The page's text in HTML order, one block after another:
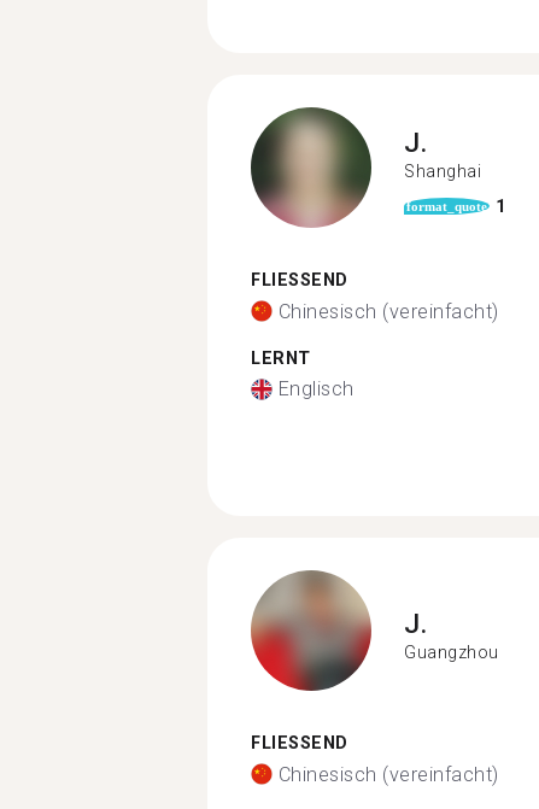
J.
Shanghai
format_quote 1
FLIESSEND
Chinesisch (vereinfacht)
LERNT
Englisch
J.
Guangzhou
FLIESSEND
Chinesisch (vereinfacht)